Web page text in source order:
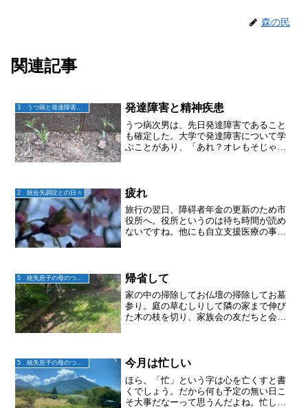
森の民
関連記事
3．うつ病と発達障害との日々 発達障害と精神疾患
うつ病次男は、先日発達障害であること
も確定した。大学で発達障害について学
ぶことがあり、「あれ？オレもそじゃ
師に相談してみたらしい。で...
2．統合失調症との日々 疲れ
旅行の翌日、障碍者年金の更新のため市
役所へ。役所というのは待ち時間が読め
ないですね。他にも自立支援医療の事な
れましたが、大地のターン...
帰省して
家の中の掃除してお仏壇の掃除してお墓
参り。庭の草むしりして隣の家まで伸び
た木の枝を切り、家族会の友だちと会っ
たけど、書いてみると割と...
5．統失息子の母のつぶやき 今月は忙しい
ほら、「忙」という字は心を亡くすと書
くでしょう。だから何も予定の無い日こ
そ大事だなーって思うんだよね。忙しい